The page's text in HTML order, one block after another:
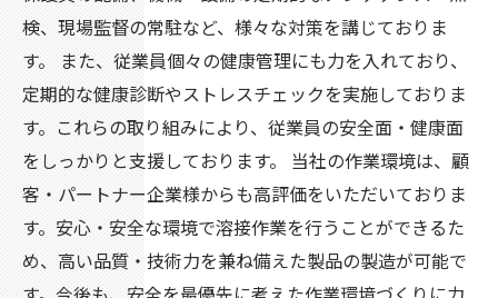
検、現場監督の常駐など、様々な対策を講じておりま
す。 また、従業員個々の健康管理にも力を入れており、
定期的な健康診断やストレスチェックを実施しておりま
す。これらの取り組みにより、従業員の安全面・健康面
をしっかりと支援しております。 当社の作業環境は、顧
客・パートナー企業様からも高評価をいただいておりま
す。安心・安全な環境で溶接作業を行うことができるた
め、高い品質・技術力を兼ね備えた製品の製造が可能で